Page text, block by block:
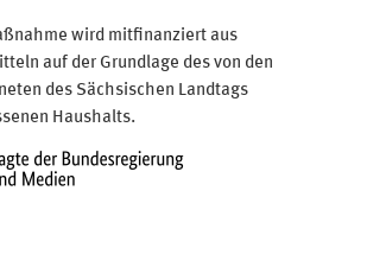
wird mitfinanziert aus
auf der Grundlage des von den
des Sächsischen Landtags
Haushalts.